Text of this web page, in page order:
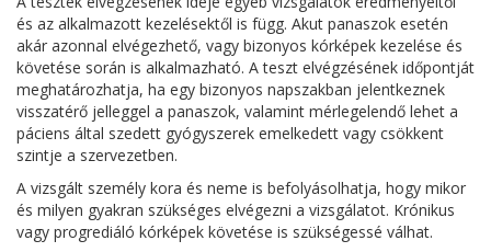
és az alkalmazott kezelésektől is függ. Akut panaszok esetén
akár azonnal elvégezhető, vagy bizonyos kórképek kezelése és
követése során is alkalmazható. A teszt elvégzésének időpontját
meghatározhatja, ha egy bizonyos napszakban jelentkeznek
visszatérő jelleggel a panaszok, valamint mérlegelendő lehet a
páciens által szedett gyógyszerek emelkedett vagy csökkent
szintje a szervezetben.
A vizsgált személy kora és neme is befolyásolhatja, hogy mikor
és milyen gyakran szükséges elvégezni a vizsgálatot. Krónikus
vagy progrediáló kórképek követése is szükségessé válhat.